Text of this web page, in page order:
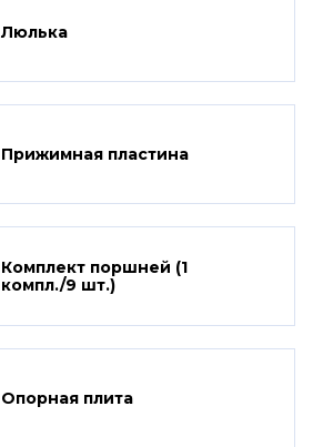
Люлька
Прижимная пластина
Комплект поршней (1
компл./9 шт.)
Опорная плита